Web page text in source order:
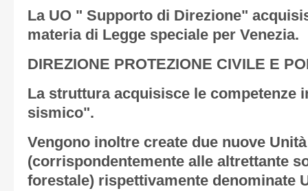
La UO " Supporto di Direzione"
materia di Legge speciale per Venezia.
DIREZIONE PROTEZIONE CIVILE E
La struttura acquisisce le competenze
sismico".
Vengono inoltre create due nuove
(corrispondentemente alle altrettante
forestale) rispettivamente denominate